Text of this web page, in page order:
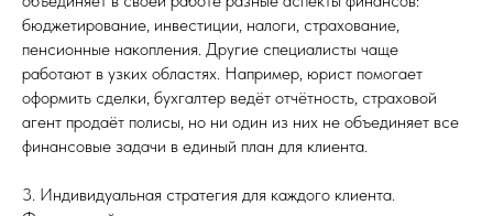
бюджетирование, инвестиции, налоги, страхование,
пенсионные накопления. Другие специалисты чаще
работают в узких областях. Например, юрист помогает
оформить сделки, бухгалтер ведёт отчётность, страховой
агент продаёт полисы, но ни один из них не объединяет все
финансовые задачи в единый план для клиента.
3. Индивидуальная стратегия для каждого клиента.